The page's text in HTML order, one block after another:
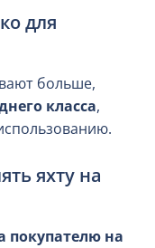
для
больше,
класса,
яхту на
покупателю на